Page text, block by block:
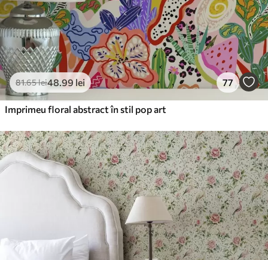
81.65lei48.99 lei 77
Imprimeu floral abstract în stil pop art